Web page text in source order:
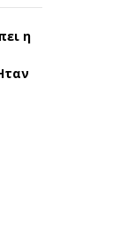
η